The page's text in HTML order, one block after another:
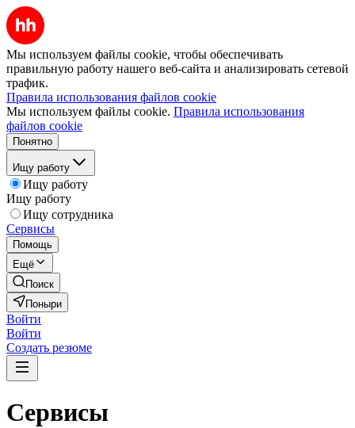
Мы используем файлы cookie, чтобы обеспечивать
правильную работу нашего веб-сайта и анализировать сетевой
трафик.
Правила использования файлов cookie
Мы используем файлы cookie. Правила использования
файлов cookie
Понятно
Ищу работу
Ищу работу
Ищу работу
Ищу сотрудника
Сервисы
Помощь
Ещё
Поиск
Поныри
Войти
Войти
Создать резюме
Сервисы